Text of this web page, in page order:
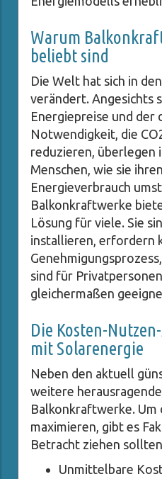
Warum
beliebt sind
Die Welt hat sich in
verändert. Angesichts
Energiepreise und der
Notwendigkeit, die
reduzieren, überlegen
Menschen, wie sie
Energieverbrauch
Balkonkraftwerke
Lösung für viele. Sie
installieren, erfordern
sind für
gleichermaßen
Die Kosten-
mit Solarenergie
Neben den aktuell
weitere
Balkonkraftwerke. Um
maximieren, gibt es
Betracht ziehen
Unmittelbare